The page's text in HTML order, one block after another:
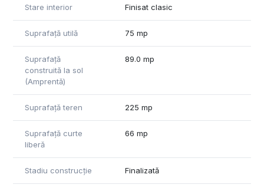
Stare interior Finisat clasic
Suprafață utilă 75 mp
Suprafață
construită la sol
(Amprentă)
89.0 mp
Suprafață teren 225 mp
Suprafață curte
liberă
66 mp
Stadiu construcție Finalizată